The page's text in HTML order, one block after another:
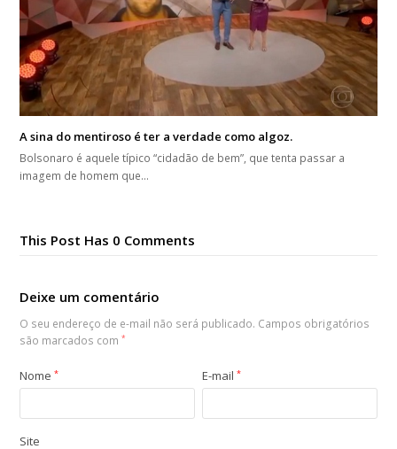
A sina do mentiroso é ter a verdade como algoz.
Bolsonaro é aquele típico “cidadão de bem”, que tenta passar a
imagem de homem que…
This Post Has 0 Comments
Deixe um comentário
O seu endereço de e-mail não será publicado. Campos obrigatórios
são marcados com*
Nome* E-mail*
Site